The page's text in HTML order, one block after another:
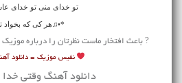
تو خدای منی تو خدای
*•♫هر کی که بخواد
? باعث افتخار ماست نظرتان را درباره
نفیس موزیک =دانلود
دانلود آهنگ وقتی